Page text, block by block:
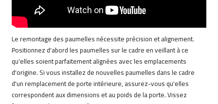
Le remontage des paumelles nécessite précision et alignement.
Positionnez d'abord les paumelles sur le cadre en veillant à ce
qu'elles soient parfaitement alignées avec les emplacements
d'origine. Si vous installez de nouvelles paumelles dans le cadre
d'un remplacement de porte intérieure, assurez-vous qu'elles
correspondent aux dimensions et au poids de la porte. Vissez